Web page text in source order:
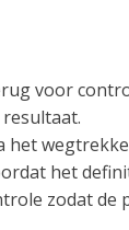
voor
het
het
zodat